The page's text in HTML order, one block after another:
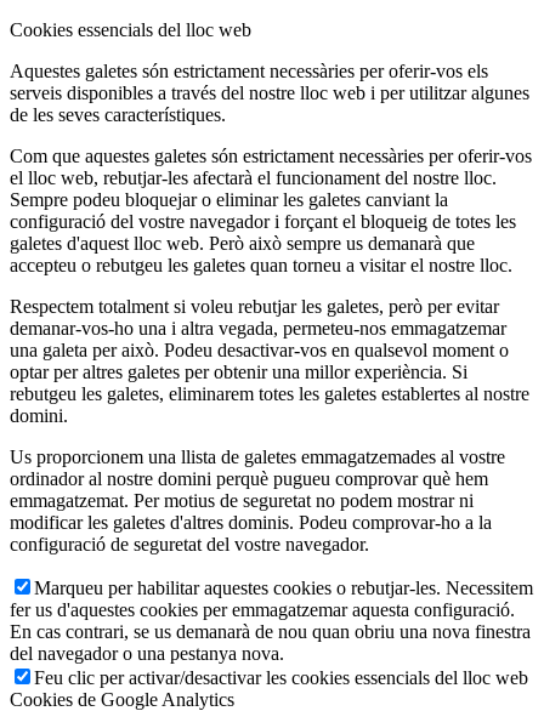
Cookies essencials del lloc web
Aquestes galetes són estrictament necessàries per oferir-vos els
serveis disponibles a través del nostre lloc web i per utilitzar algunes
de les seves característiques.
Com que aquestes galetes són estrictament necessàries per oferir-vos
el lloc web, rebutjar-les afectarà el funcionament del nostre lloc.
Sempre podeu bloquejar o eliminar les galetes canviant la
configuració del vostre navegador i forçant el bloqueig de totes les
galetes d'aquest lloc web. Però això sempre us demanarà que
accepteu o rebutgeu les galetes quan torneu a visitar el nostre lloc.
Respectem totalment si voleu rebutjar les galetes, però per evitar
demanar-vos-ho una i altra vegada, permeteu-nos emmagatzemar
una galeta per això. Podeu desactivar-vos en qualsevol moment o
optar per altres galetes per obtenir una millor experiència. Si
rebutgeu les galetes, eliminarem totes les galetes establertes al nostre
domini.
Us proporcionem una llista de galetes emmagatzemades al vostre
ordinador al nostre domini perquè pugueu comprovar què hem
emmagatzemat. Per motius de seguretat no podem mostrar ni
modificar les galetes d'altres dominis. Podeu comprovar-ho a la
configuració de seguretat del vostre navegador.
Marqueu per habilitar aquestes cookies o rebutjar-les. Necessitem
fer us d'aquestes cookies per emmagatzemar aquesta configuració.
En cas contrari, se us demanarà de nou quan obriu una nova finestra
del navegador o una pestanya nova.
Feu clic per activar/desactivar les cookies essencials del lloc web
Cookies de Google Analytics